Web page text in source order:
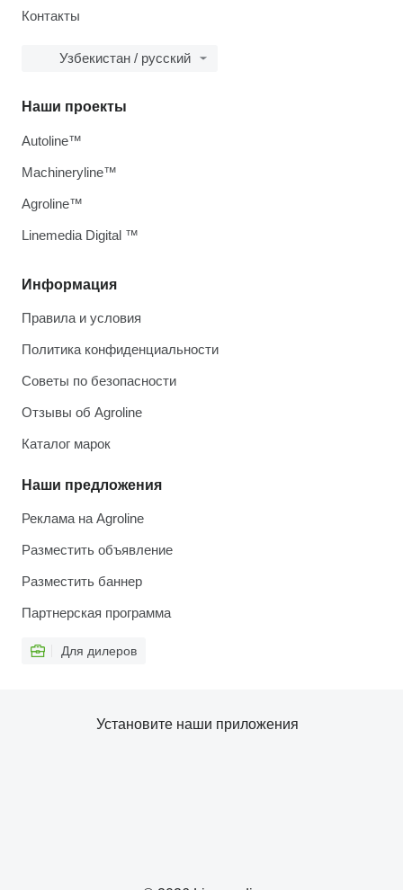
Контакты
Узбекистан / русский
Информация
Правила и условия
Политика конфиденциальности
Советы по безопасности
Отзывы об Agroline
Каталог марок
Наши предложения
Реклама на Agroline
Разместить объявление
Разместить баннер
Партнерская программа
Для дилеров
Наши проекты
Autoline™
Machineryline™
Agroline™
Linemedia Digital ™
Установите наши приложения